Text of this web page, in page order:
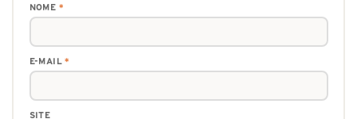
NOME *
E-MAIL*
SITE